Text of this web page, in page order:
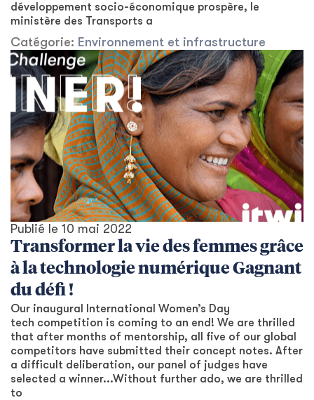
développement socio-économique prospère, le
ministère des Transports a
Catégorie: Environnement et infrastructure
Publié le 10 mai 2022
Transformer la vie des femmes grâce
à la technologie numérique Gagnant
du défi !
Our inaugural International Women’s Day
tech competition is coming to an end! We are thrilled
that after months of mentorship, all five of our global
competitors have submitted their concept notes. After
a difficult deliberation, our panel of judges have
selected a winner...Without further ado, we are thrilled
to